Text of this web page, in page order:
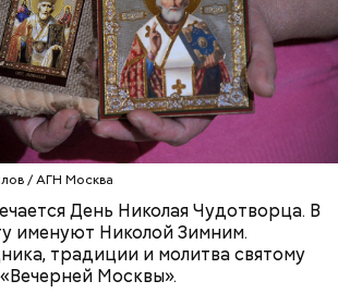
/ АГН Москва
День Николая Чудотворца. В
именуют Николой Зимним.
традиции и молитва святому
Москвы».
РЕЛИГИЯ ЦЕРКОВЬ